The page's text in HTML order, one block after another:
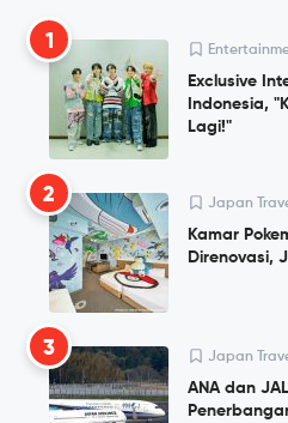
1
Exclusive
Indonesia,
Lagi!"
2 Japan
Kamar
Direnovasi,
3 Japan
ANA dan